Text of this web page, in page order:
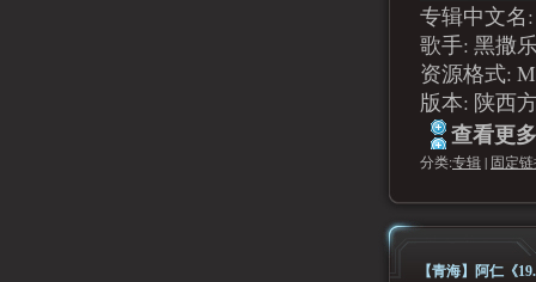
专辑中文名
歌手: 黑撒
资源格式:
版本: 陕西
查看更
分类:专辑| 固定
【青海】阿仁《